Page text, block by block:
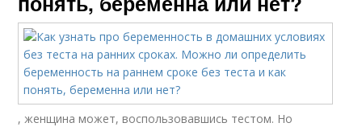
, женщина может, воспользовавшись тестом. Но